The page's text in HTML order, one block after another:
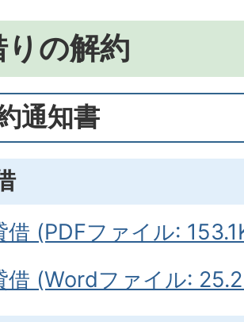
の解約
通知書
借 (PDFファイル:
借 (Wordファイル: